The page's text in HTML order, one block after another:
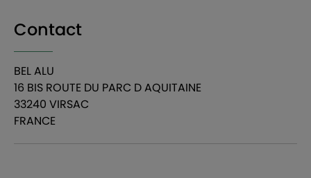
Contact
BEL ALU
16 BIS ROUTE DU PARC D AQUITAINE
33240 VIRSAC
FRANCE